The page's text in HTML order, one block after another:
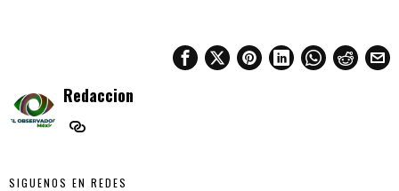
Redaccion
SIGUENOS EN REDES